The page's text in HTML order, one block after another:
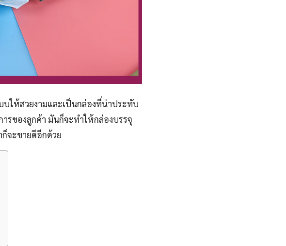
ให้สวยงามและเป็นกล่องที่น่าประทับ
รของลูกค้า มันก็จะทำให้กล่องบรรจุ
จะขายดีอีกด้วย